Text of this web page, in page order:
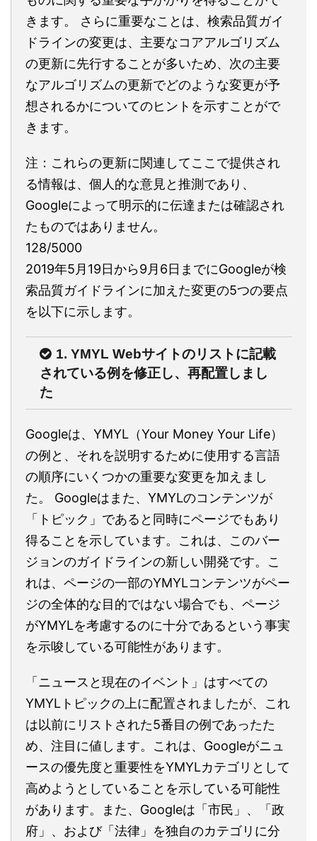
きます。 さらに重要なことは、検索品質ガイ
ドラインの変更は、主要なコアアルゴリズム
の更新に先行することが多いため、次の主要
なアルゴリズムの更新でどのような変更が予
想されるかについてのヒントを示すことがで
きます。
注：これらの更新に関連してここで提供され
る情報は、個人的な意見と推測であり、
Googleによって明示的に伝達または確認され
たものではありません。
128/5000
2019年5月19日から9月6日までにGoogleが検
索品質ガイドラインに加えた変更の5つの要点
を以下に示します。
1. YMYL Webサイトのリストに記載
されている例を修正し、再配置しまし
た
Googleは、YMYL（Your Money Your Life）
の例と、それを説明するために使用する言語
の順序にいくつかの重要な変更を加えまし
た。 Googleはまた、YMYLのコンテンツが
「トピック」であると同時にページでもあり
得ることを示しています。これは、このバー
ジョンのガイドラインの新しい開発です。こ
れは、ページの一部のYMYLコンテンツがペー
ジの全体的な目的ではない場合でも、ページ
がYMYLを考慮するのに十分であるという事実
を示唆している可能性があります。
「ニュースと現在のイベント」はすべての
YMYLトピックの上に配置されましたが、これ
は以前にリストされた5番目の例であったた
め、注目に値します。これは、Googleがニュ
ースの優先度と重要性をYMYLカテゴリとして
高めようとしていることを示している可能性
があります。また、Googleは「市民」、「政
府」、および「法律」を独自のカテゴリに分